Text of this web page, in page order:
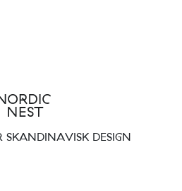
SKANDINAVISK DESIGN